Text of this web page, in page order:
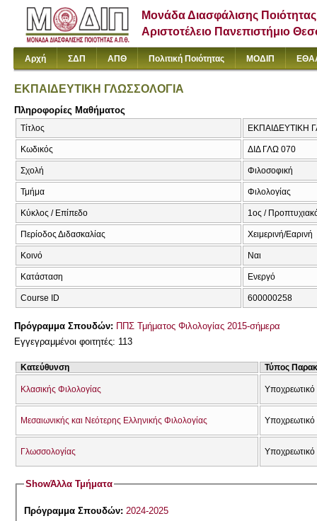
Μονάδα Διασφάλισης Ποιότητας
Αριστοτέλειο Πανεπιστήμιο
Αρχή ΣΔΠ ΑΠΘ Πολιτική Ποιότητας ΜΟΔΙΠ
ΕΚΠΑΙΔΕΥΤΙΚΗ ΓΛΩΣΣΟΛΟΓΙΑ
Πληροφορίες Μαθήματος
Τίτλος ΕΚΠΑΙΔΕΥΤΙΚΗ
Κωδικός ΔΙΔ ΓΛΩ 070
Σχολή Φιλοσοφική
Τμήμα Φιλολογίας
Κύκλος / Επίπεδο 1ος /
Περίοδος Διδασκαλίας Χειμερινή/Εαρινή
Κοινό Ναι
Κατάσταση Ενεργό
Course ID 600000258
Πρόγραμμα Σπουδών: ΠΠΣ Τμήματος Φιλολογίας 2015-σήμερα
Εγγεγραμμένοι φοιτητές: 113
Κατεύθυνση Τύπος
Κλασικής Φιλολογίας
Μεσαιωνικής και Νεότερης Ελληνικής Φιλολογίας
Γλωσσολογίας
ShowΆλλα Τμήματα
Πρόγραμμα Σπουδών:2024-2025